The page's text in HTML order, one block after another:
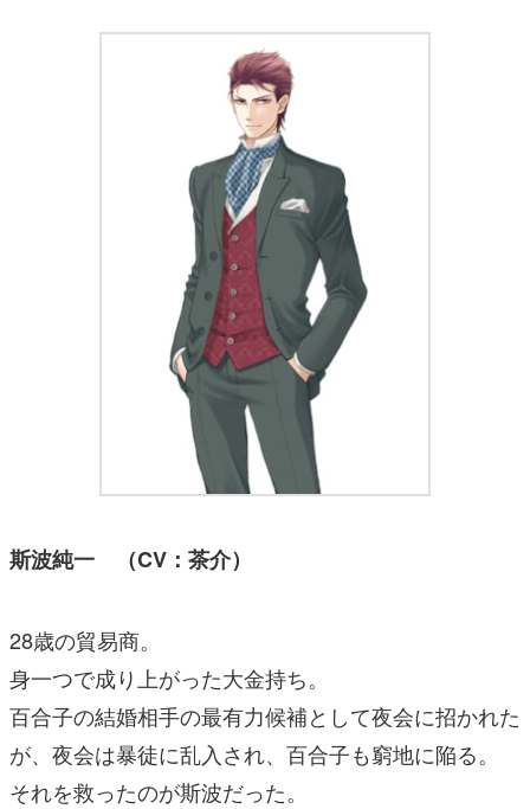
斯波純一 （CV：茶介）
28歳の貿易商。
身一つで成り上がった大金持ち。
百合子の結婚相手の最有力候補として夜会に招かれた
が、夜会は暴徒に乱入され、百合子も窮地に陥る。
それを救ったのが斯波だった。